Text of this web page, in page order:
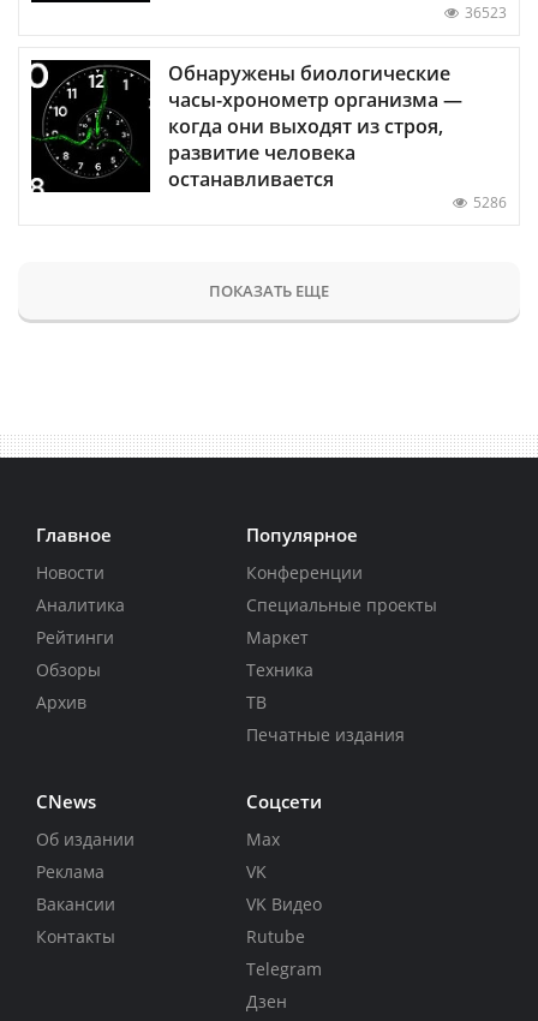
36523
Обнаружены биологические
часы-хронометр организма —
когда они выходят из строя,
развитие человека
останавливается
5286
ПОКАЗАТЬ ЕЩЕ
Главное
Новости
Аналитика
Рейтинги
Обзоры
Архив
Популярное
Конференции
Специальные проекты
Маркет
Техника
ТВ
Печатные издания
CNews
Об издании
Реклама
Вакансии
Контакты
Соцсети
Max
VK
VK Видео
Rutube
Telegram
Дзен